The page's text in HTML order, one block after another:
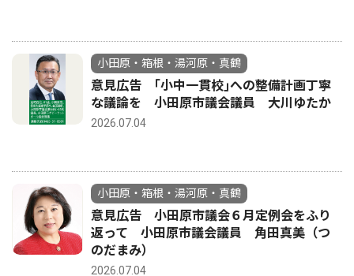
小田原・箱根・湯河原・真鶴
意見広告 ｢小中一貫校｣への整備計画丁寧
な議論を 小田原市議会議員 大川ゆたか
2026.07.04
小田原・箱根・湯河原・真鶴
意見広告 小田原市議会６月定例会をふり
返って 小田原市議会議員 角田真美（つ
のだまみ）
2026.07.04